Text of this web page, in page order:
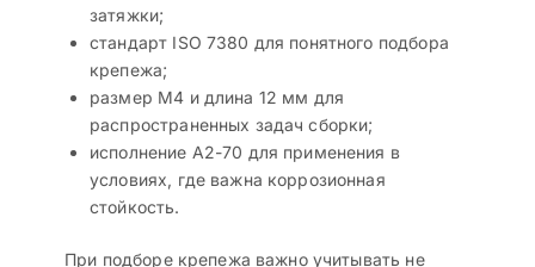
затяжки;
стандарт ISO 7380 для понятного подбора
крепежа;
размер M4 и длина 12 мм для
распространенных задач сборки;
исполнение A2-70 для применения в
условиях, где важна коррозионная
стойкость.
При подборе крепежа важно учитывать не